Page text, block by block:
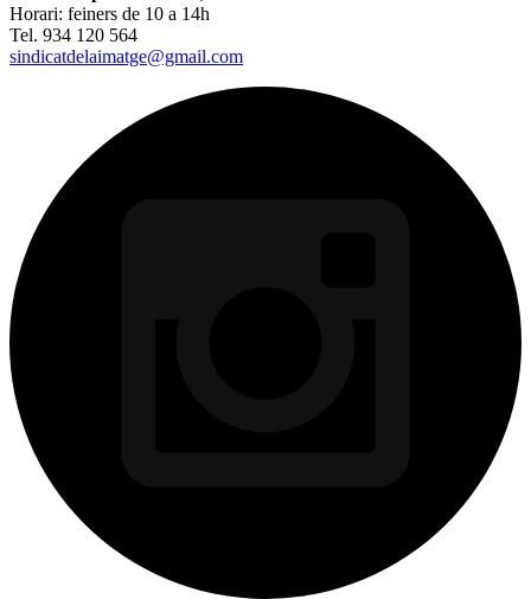
Horari: feiners de 10 a 14h
Tel. 934 120 564
sindicatdelaimatge@gmail.com